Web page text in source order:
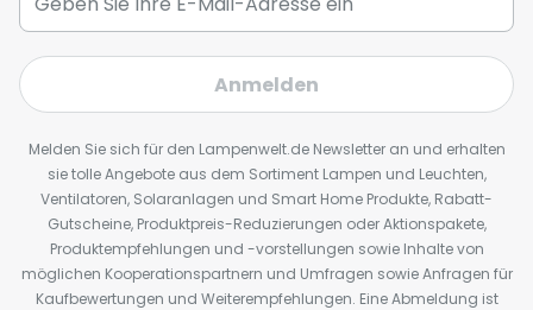
Anmelden
Melden Sie sich für den Lampenwelt.de Newsletter an und erhalten
sie tolle Angebote aus dem Sortiment Lampen und Leuchten,
Ventilatoren, Solaranlagen und Smart Home Produkte, Rabatt-
Gutscheine, Produktpreis-Reduzierungen oder Aktionspakete,
Produktempfehlungen und -vorstellungen sowie Inhalte von
möglichen Kooperationspartnern und Umfragen sowie Anfragen für
Kaufbewertungen und Weiterempfehlungen. Eine Abmeldung ist